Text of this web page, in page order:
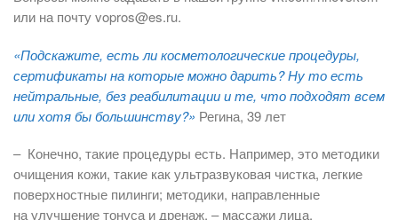
или на почту vopros@es.ru.
«Подскажите, есть ли косметологические процедуры,
сертификаты на которые можно дарить? Ну то есть
нейтральные, без реабилитации и те, что подходят всем
или хотя бы большинству?» Регина, 39 лет
– Конечно, такие процедуры есть. Например, это методики
очищения кожи, такие как ультразвуковая чистка, легкие
поверхностные пилинги; методики, направленные
на улучшение тонуса и дренаж, – массажи лица,